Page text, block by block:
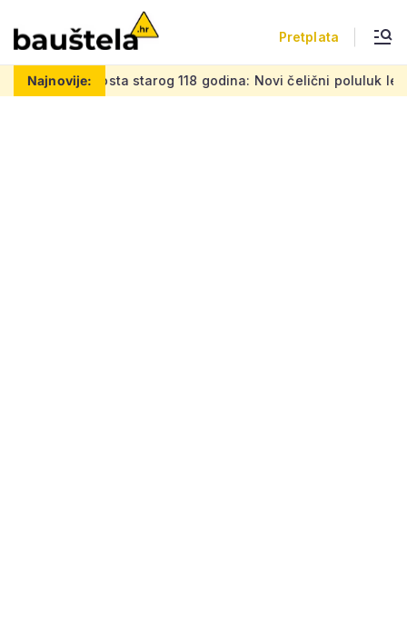
Pretplata
Najnovije:
118 godina: Novi čelični poluluk lebdi nad dramatičnim